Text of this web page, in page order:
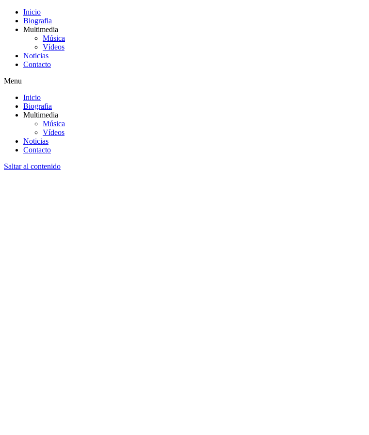
Inicio
Biografia
Multimedia
Música
Vídeos
Noticias
Contacto
Menu
Inicio
Biografia
Multimedia
Música
Vídeos
Noticias
Contacto
Saltar al contenido